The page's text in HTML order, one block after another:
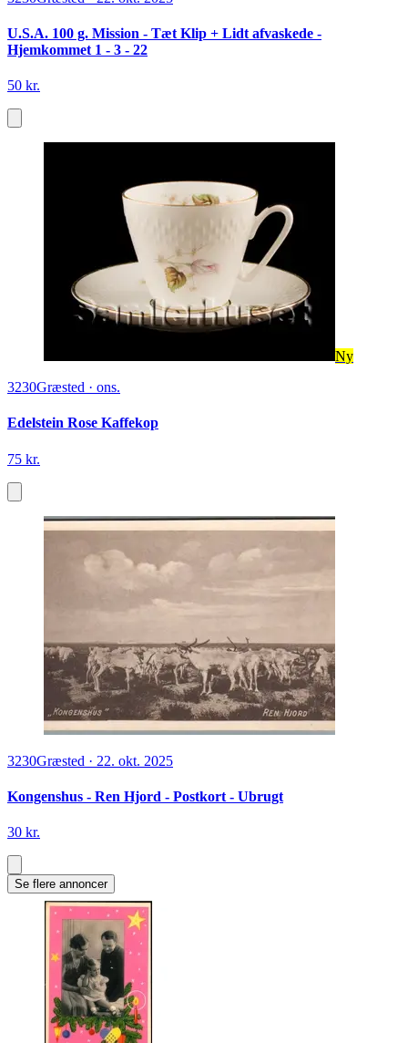
U.S.A. 100 g. Mission - Tæt Klip + Lidt afvaskede -
Hjemkommet 1 - 3 - 22
50 kr.
Ny
3230Græsted · ons.
Edelstein Rose Kaffekop
75 kr.
3230Græsted · 22. okt. 2025
Kongenshus - Ren Hjord - Postkort - Ubrugt
30 kr.
Se flere annoncer